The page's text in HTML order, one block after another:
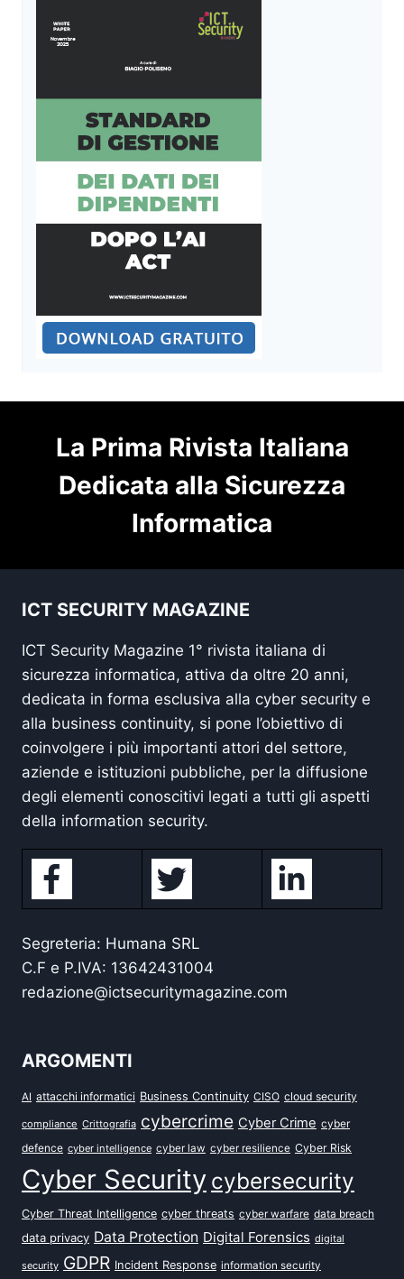
La Prima Rivista Italiana
Dedicata alla Sicurezza
Informatica
ICT SECURITY MAGAZINE
ICT Security Magazine 1° rivista italiana di
sicurezza informatica, attiva da oltre 20 anni,
dedicata in forma esclusiva alla cyber security e
alla business continuity, si pone l’obiettivo di
coinvolgere i più importanti attori del settore,
aziende e istituzioni pubbliche, per la diffusione
degli elementi conoscitivi legati a tutti gli aspetti
della information security.
Segreteria: Humana SRL
C.F e P.IVA: 13642431004
redazione@ictsecuritymagazine.com
ARGOMENTI
AI attacchi informatici Business Continuity CISO cloud security
compliance Crittografia cybercrime Cyber Crime cyber
defence cyber intelligence cyber law cyber resilience Cyber Risk
Cyber Security cybersecurity
Cyber Threat Intelligence cyber threats cyber warfare data breach
data privacy Data Protection Digital Forensics digital
security GDPR Incident Response information security